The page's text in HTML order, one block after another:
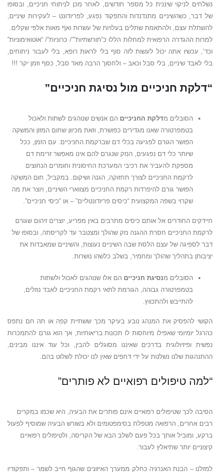
נשלחים לניקוי שיננית כל מספר חודשים, לאחר מכן לניתוחי חניכיים, ובסופו
של דבר, כשהשיניים מתנדנדות והתפקוד נפגע, לפריודונט – לעקירות שיניים,
להשתלת עצם, ולהתאמת שתלים בעלויות של עשרות ואף מאות אלפי שקלים.
למרות ההגדרה הרפואית למחלות הללו כ”תורשתיות””/ כרוניות”/ “אוטואימוניות”
וכד’, עכשיו אתה יכול לעשות לזה סוף בלי לראות רופא, בלי לעבור ניתוחים,
בלי לאבד שיניים, בלי סבל וכאב – ולחסוך הרבה מאד סבל, כסף וזמן יקר !!!
“דלקת חניכיים מול נסיגת חניכיים”
הסובלים מדלקת החניכיים הם אנשים שנוהגים לשתות ולאכול
בטמפרטורה שאנו מגדירים כפושרת, וזאת מכיוון שחום המזון והמשקה
הפושר הגורם לפגיעה בכלי דם שברקמת החניכיים. עם הזמן, ככל
שיותר כלי דם נפגעים, הנזק שנגרם להם אינו מאפשר זרימת דם
מספקת להעביר את רכיבי המערכת החיסונית וחומרים הנחוצים
לרקמת החניכיים לצורך תחזוקה, הגנה ושיקום. במקביל, חום המשקה
הפושר גורם להיפרדות רקמת החניכיים מצווארי השיניים, ויוצר את מה
שקרוי בשפה המקצועית “כיסים פריודונטליים” – או “כיסי חניכיים”.
חיידקים החודרים אל אותם כיסים מתרבים באין מפריע, יוצרים זיהום שגורם
לרקמת החניכיים חסרת ההגנה נזק שהולך ומצטבר עד לקריסתה, ובסופו של
דבר לספיגה של עצם הלסת שבה השיניים נעוצות, והשיניים שמאבדות את
יציבותן בתהליך שהולך ומחמיר, בשלב כלשהו נושרות.
הסובלים מנסיגת חניכיים הם אלו שנוהגים לאכול ולשתות
בטמפרטורה גבוהה, הגורמת לתאי רקמת החניכיים לאבד נוזלים,
להתייבש ולהתכווץ.
הקושי להפסיק את המנהג נובע בעיקר מכך ששתיית קפה או תה חם נתפס
כהרגל יומיומי שאפילו מיוחסות לו תכונות בריאותיות, אך הוא גורם להתמכרות
נפשית ופיזיולוגית בדרכים שאיננו מסוגלים להבין, וכל עוד איננו מבינים,
ההתנהגות שלנו נשלטת על ידי דחפים שאין לנו יכולת לשלוט בהם.
“למה טיפולים רפואיים לא פותרים”
הסיבה לכך שטיפולים רפואיים אינם פותרים את הבעיה, היא שכמו במקרים
רבים אחרים, הרפואה מטפלת בסימפטומים ולא בשורש הבעיה שמוסיף לפעול
ברקע, ומוביל אותך בכל פעם לשלב הבא של הקריסה, ולטיפולים רפואיים
קיצוניים יותר שתיאלץ לעבור.
למזלנו – הבנת האנרגיה כחלק ממערך האיזונים שהגוף חייב לשמר – ותפקודיו